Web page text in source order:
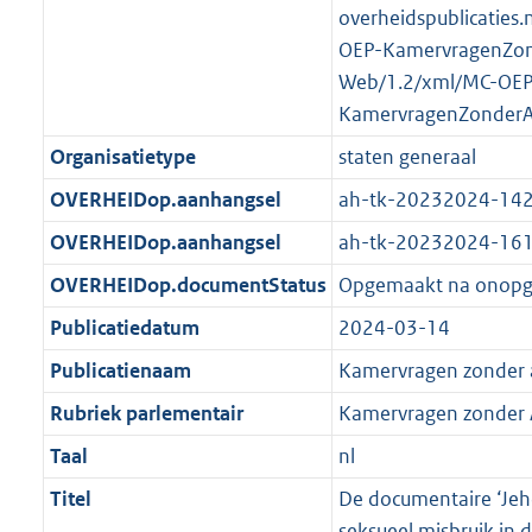
OEP-
Web/1.2/xml/MC-
Organisatietype
staten generaal
OVERHEIDop.aanhangsel
ah-tk-20232024-
OVERHEIDop.aanhangsel
ah-tk-20232024-
OVERHEIDop.documentStatus Opgemaakt na
Publicatiedatum
2024-03-14
Publicatienaam
Kamervragen
Rubriek parlementair
Kamervragen
Taal
nl
Titel
De documentaire